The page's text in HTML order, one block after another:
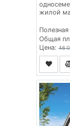
жилой
Общая
Цена: 46